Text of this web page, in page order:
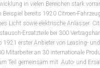
in vielen Bereichen stark
Beispiel bereits 1920 Citroen-
Licht sowie elektrische Anlasser.
Ersatzteile bei 300
1921 erster Anbieter von Leasing-
Mitarbeiter an 30 internationale
Teil gemeinsam mit Auto- und